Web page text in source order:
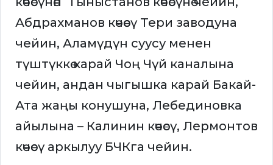
Абдрахманов көчөсү Тери заводуна
чейин, Аламүдүн суусу менен
түштүккө карай Чоң Чүй каналына
чейин, андан чыгышка карай Бакай-
Ата жаңы конушуна, Лебединовка
айылына – Калинин көчөсү, Лермонтов
көчөсү аркылуу БЧКга чейин.